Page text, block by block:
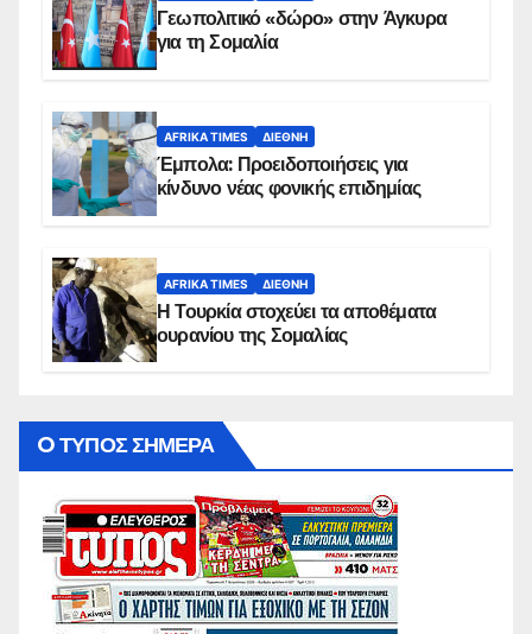
Γεωπολιτικό «δώρο» στην Άγκυρα
για τη Σομαλία
AFRIKA TIMES ΔΙΕΘΝΉ
Έμπολα: Προειδοποιήσεις για
κίνδυνο νέας φονικής επιδημίας
AFRIKA TIMES ΔΙΕΘΝΉ
Η Τουρκία στοχεύει τα αποθέματα
ουρανίου της Σομαλίας
O ΤΥΠΟΣ ΣΗΜΕΡΑ